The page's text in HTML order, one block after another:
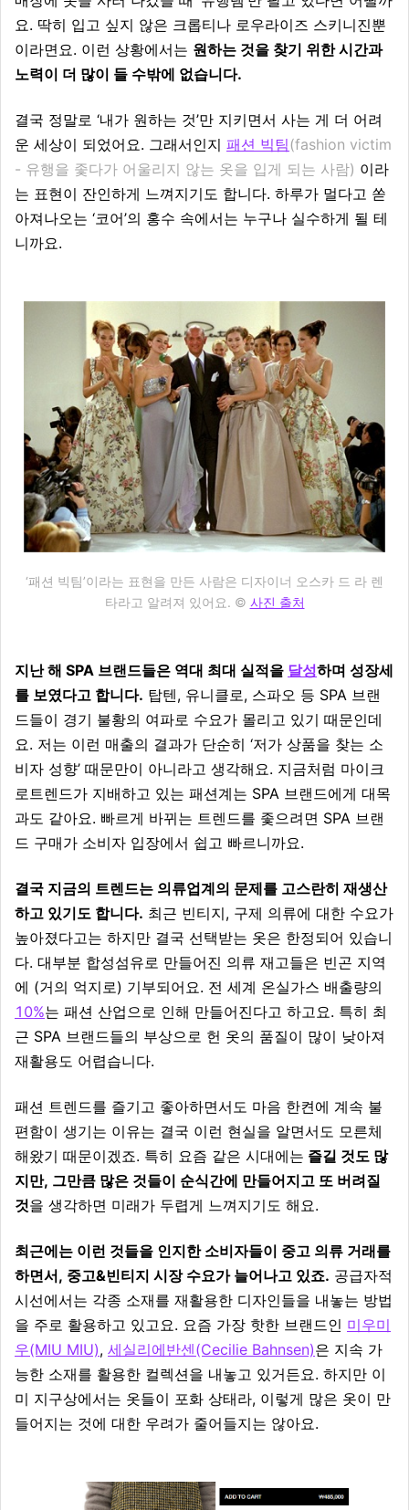
요. 딱히 입고 싶지 않은 크롭티나 로우라이즈 스키니진뿐
이라면요. 이런 상황에서는 원하는 것을 찾기 위한 시간과
노력이 더 많이 들 수밖에 없습니다.
결국 정말로 ‘내가 원하는 것’만 지키면서 사는 게 더 어려
운 세상이 되었어요. 그래서인지 패션 빅팀(fashion victim
- 유행을 좇다가 어울리지 않는 옷을 입게 되는 사람) 이라
는 표현이 잔인하게 느껴지기도 합니다. 하루가 멀다고 쏟
아져나오는 ‘코어’의 홍수 속에서는 누구나 실수하게 될 테
니까요.
‘패션 빅팀’이라는 표현을 만든 사람은 디자이너 오스카 드 라 렌
타라고 알려져 있어요. © 사진 출처
지난 해 SPA 브랜드들은 역대 최대 실적을 달성하며 성장세
를 보였다고 합니다. 탑텐, 유니클로, 스파오 등 SPA 브랜
드들이 경기 불황의 여파로 수요가 몰리고 있기 때문인데
요. 저는 이런 매출의 결과가 단순히 ‘저가 상품을 찾는 소
비자 성향’ 때문만이 아니라고 생각해요. 지금처럼 마이크
로트렌드가 지배하고 있는 패션계는 SPA 브랜드에게 대목
과도 같아요. 빠르게 바뀌는 트렌드를 좇으려면 SPA 브랜
드 구매가 소비자 입장에서 쉽고 빠르니까요.
결국 지금의 트렌드는 의류업계의 문제를 고스란히 재생산
하고 있기도 합니다. 최근 빈티지, 구제 의류에 대한 수요가
높아졌다고는 하지만 결국 선택받는 옷은 한정되어 있습니
다. 대부분 합성섬유로 만들어진 의류 재고들은 빈곤 지역
에 (거의 억지로) 기부되어요. 전 세계 온실가스 배출량의
10%는 패션 산업으로 인해 만들어진다고 하고요. 특히 최
근 SPA 브랜드들의 부상으로 헌 옷의 품질이 많이 낮아져
재활용도 어렵습니다.
패션 트렌드를 즐기고 좋아하면서도 마음 한켠에 계속 불
편함이 생기는 이유는 결국 이런 현실을 알면서도 모른체
해왔기 때문이겠죠. 특히 요즘 같은 시대에는 즐길 것도 많
지만, 그만큼 많은 것들이 순식간에 만들어지고 또 버려질
것을 생각하면 미래가 두렵게 느껴지기도 해요.
최근에는 이런 것들을 인지한 소비자들이 중고 의류 거래를
하면서, 중고&빈티지 시장 수요가 늘어나고 있죠. 공급자적
시선에서는 각종 소재를 재활용한 디자인들을 내놓는 방법
을 주로 활용하고 있고요. 요즘 가장 핫한 브랜드인 미우미
우(MIU MIU), 세실리에반센(Cecilie Bahnsen)은 지속 가
능한 소재를 활용한 컬렉션을 내놓고 있거든요. 하지만 이
미 지구상에서는 옷들이 포화 상태라, 이렇게 많은 옷이 만
들어지는 것에 대한 우려가 줄어들지는 않아요.